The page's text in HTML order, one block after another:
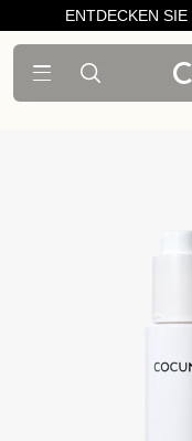
ENTDECKEN